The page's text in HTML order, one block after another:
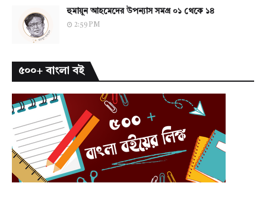
হুমায়ূন আহমেদের উপন্যাস সমগ্র ০১ থেকে ১৪
2:59 PM
৫০০+ বাংলা বই